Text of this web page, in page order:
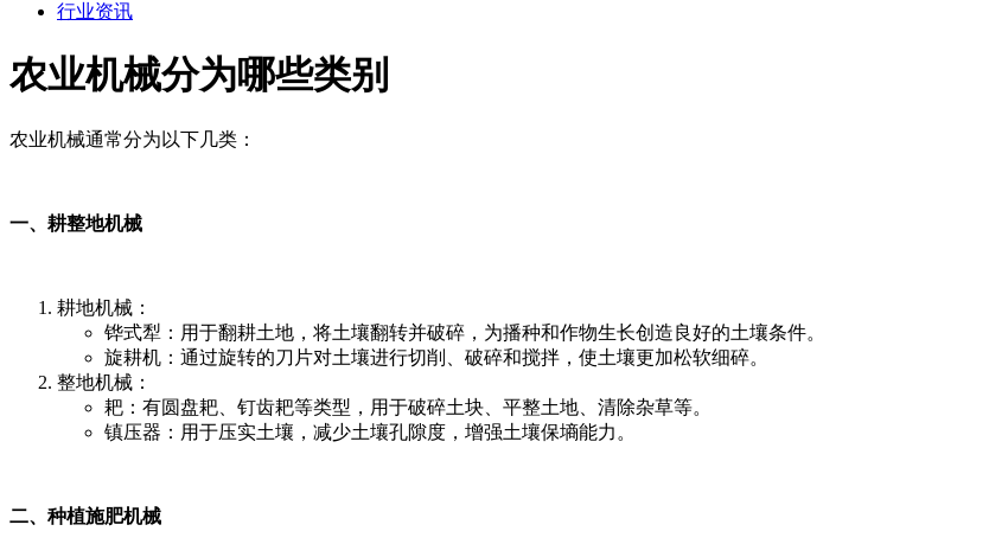
行业资讯
农业机械分为哪些类别
农业机械通常分为以下几类：
一、耕整地机械
耕地机械：
铧式犁：用于翻耕土地，将土壤翻转并破碎，为播种和作物生长创造良好的土壤条件。
旋耕机：通过旋转的刀片对土壤进行切削、破碎和搅拌，使土壤更加松软细碎。
整地机械：
耙：有圆盘耙、钉齿耙等类型，用于破碎土块、平整土地、清除杂草等。
镇压器：用于压实土壤，减少土壤孔隙度，增强土壤保墒能力。
二、种植施肥机械